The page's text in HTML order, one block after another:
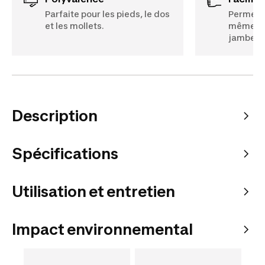
Parfaite pour les pieds, le dos
et les mollets.
Permet
même.
jambes)
Description
Spécifications
Utilisation et entretien
Impact environnemental